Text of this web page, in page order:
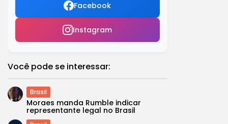
Facebook
Instagram
Você pode se interessar:
Brasil
Moraes manda Rumble indicar
representante legal no Brasil